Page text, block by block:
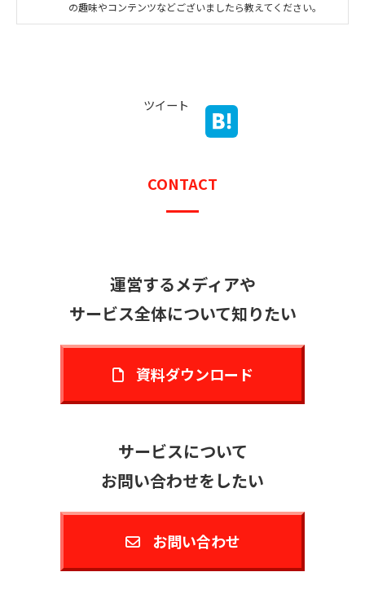
の趣味やコンテンツなどございましたら教えてください。
ツイート
CONTACT
運営するメディアや
サービス全体について知りたい
資料ダウンロード
サービスについて
お問い合わせをしたい
お問い合わせ